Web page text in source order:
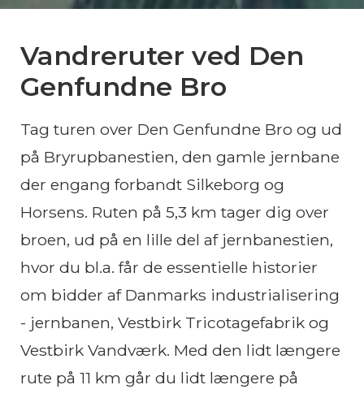
Vandreruter ved Den
Genfundne Bro
Tag turen over Den Genfundne Bro og ud
på Bryrupbanestien, den gamle jernbane
der engang forbandt Silkeborg og
Horsens. Ruten på 5,3 km tager dig over
broen, ud på en lille del af jernbanestien,
hvor du bl.a. får de essentielle historier
om bidder af Danmarks industrialisering
- jernbanen, Vestbirk Tricotagefabrik og
Vestbirk Vandværk. Med den lidt længere
rute på 11 km går du lidt længere på